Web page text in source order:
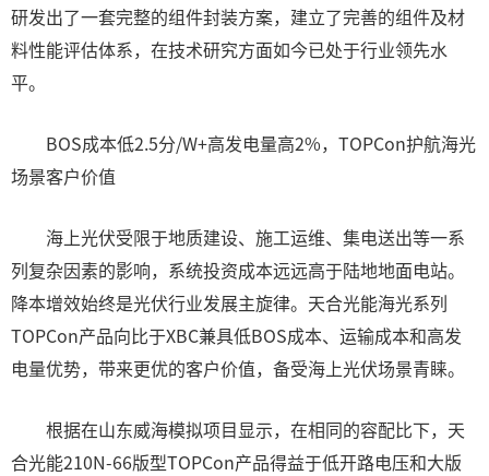
研发出了一套完整的组件封装方案，建立了完善的组件及材
料性能评估体系，在技术研究方面如今已处于行业领先水
平。
BOS成本低2.5分/W+高发电量高2%，TOPCon护航海光
场景客户价值
海上光伏受限于地质建设、施工运维、集电送出等一系
列复杂因素的影响，系统投资成本远远高于陆地地面电站。
降本增效始终是光伏行业发展主旋律。天合光能海光系列
TOPCon产品向比于XBC兼具低BOS成本、运输成本和高发
电量优势，带来更优的客户价值，备受海上光伏场景青睐。
根据在山东威海模拟项目显示，在相同的容配比下，天
合光能210N-66版型TOPCon产品得益于低开路电压和大版